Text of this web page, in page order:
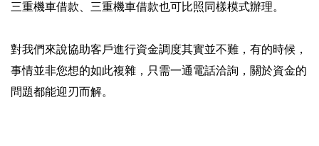
三重機車借款、三重機車借款也可比照同樣模式辦理。
對我們來說協助客戶進行資金調度其實並不難，有的時候，
事情並非您想的如此複雜，只需一通電話洽詢，關於資金的
問題都能迎刃而解。